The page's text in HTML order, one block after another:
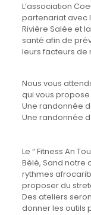
L’association
partenariat avec
Rivière Salée et
santé afin de
leurs facteurs de
Nous vous
qui vous propose
Une randonnée
Une randonnée
Le “ Fitness An
Bèlè, Sand notre
rythmes
proposer du
Des ateliers
donner les outils